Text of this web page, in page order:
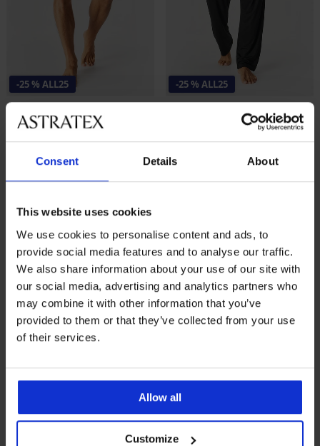
Consent Details About
This website uses cookies
We use cookies to personalise content and ads, to
provide social media features and to analyse our traffic.
We also share information about your use of our site with
our social media, advertising and analytics partners who
may combine it with other information that you’ve
provided to them or that they’ve collected from your use
of their services.
Allow all
Customize
-25 % ALL25
Мъжки памучни пижамени
шорти MEN-A Joseph
22,99 €(44,96 лв.)
-25 % ALL25
Мъжко бамбуково долнище
на пижама MEN-A Jimmy
28,99 €
(56,70 лв.)
-25 % ALL25